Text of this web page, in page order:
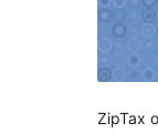
ZipTax